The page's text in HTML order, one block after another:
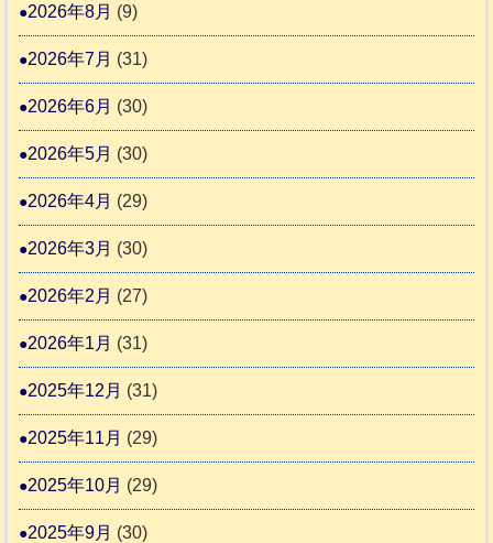
リ
ー
4
老
6
熊
震
援
報
2026年8月 (9)
2026年7月 (31)
2026年6月 (30)
2026年5月 (30)
2026年4月 (29)
2026年3月 (30)
2026年2月 (27)
2026年1月 (31)
2025年12月 (31)
2025年11月 (29)
2025年10月 (29)
2025年9月 (30)